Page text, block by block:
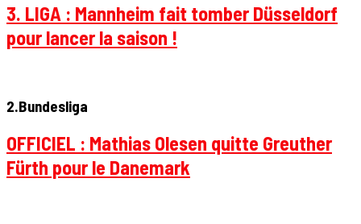
3. LIGA : Mannheim fait tomber Düsseldorf
pour lancer la saison !
2.Bundesliga
OFFICIEL : Mathias Olesen quitte Greuther
Fürth pour le Danemark